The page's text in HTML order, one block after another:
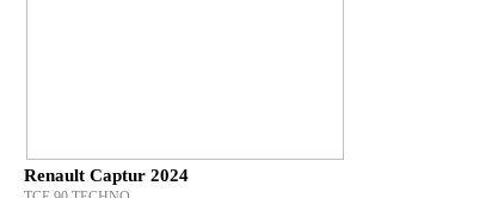
Renault Captur 2024